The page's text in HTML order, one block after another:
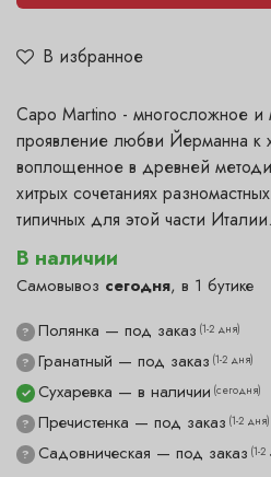
В избранное
В наличии
Самовывоз сегодня, в 1 бутике
? Гранатный — под заказ (1-2 дня)
? Полянка — под заказ (1-2 дня)
? Пречистенка — под заказ (1-2 дня)
? Садовническая — под заказ (1-
✓ Сухаревка — в наличии (сегодня)
Capo Martino - многосложное и
проявление любви Йерманна
воплощенное в древней
хитрых сочетаниях
типичных для этой части Италии.